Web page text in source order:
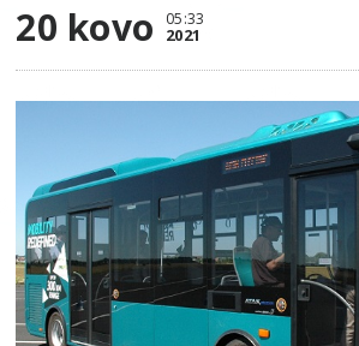
20 kovo 05:33
2021